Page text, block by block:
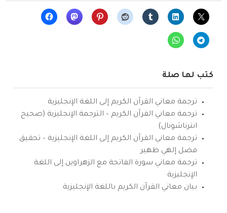
كتب لها صلة
ترجمة معاني القرآن الكريم إلى اللغة الإنجليزية
ترجمة معاني القرآن الكريم – الترجمة الإنجليزية (صحيح
انترناشونال)
ترجمة معاني القرآن الكريم إلى اللغة الإنجليزية – تحقيق
فضل إلهي ظهير
ترجمة معاني سورة الفاتحة مع الزهراوين إلى اللغة
الإنجليزية
بيان معاني القرآن الكريم باللغة الإنجليزية